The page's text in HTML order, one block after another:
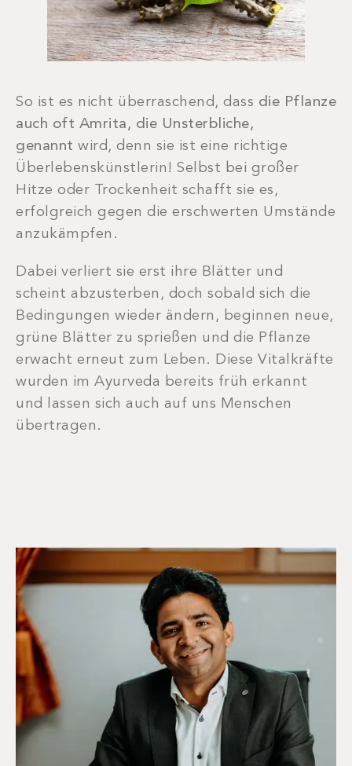
So ist es nicht überraschend, dass die Pflanze
auch oft Amrita, die Unsterbliche,
genannt wird, denn sie ist eine richtige
Überlebenskünstlerin! Selbst bei großer
Hitze oder Trockenheit schafft sie es,
erfolgreich gegen die erschwerten Umstände
anzukämpfen.
Dabei verliert sie erst ihre Blätter und
scheint abzusterben, doch sobald sich die
Bedingungen wieder ändern, beginnen neue,
grüne Blätter zu sprießen und die Pflanze
erwacht erneut zum Leben. Diese Vitalkräfte
wurden im Ayurveda bereits früh erkannt
und lassen sich auch auf uns Menschen
übertragen.